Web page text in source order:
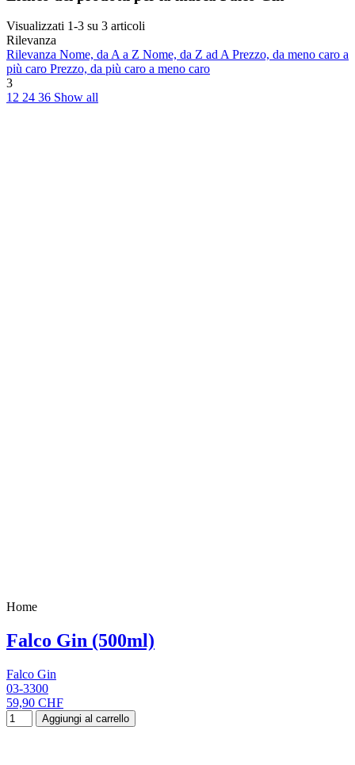
Visualizzati 1-3 su 3 articoli
Rilevanza
Rilevanza Nome, da A a Z Nome, da Z ad APrezzo, da meno caro a
più caro Prezzo, da più caro a meno caro
3
12 24 36 Show all
Home
Falco Gin (500ml)
Falco Gin
03-3300
59,90 CHF
Aggiungi al carrello